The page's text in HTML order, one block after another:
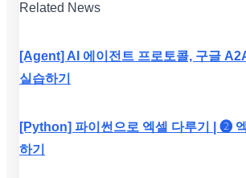
Related News
[Agent] AI 에이전트 프로토콜, 구글
실습하기
[Python] 파이썬으로 엑셀 다루기 | ❷
하기